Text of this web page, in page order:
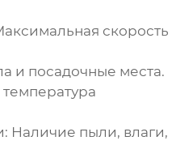
скорость
и посадочные места.
температура
Наличие пыли, влаги,